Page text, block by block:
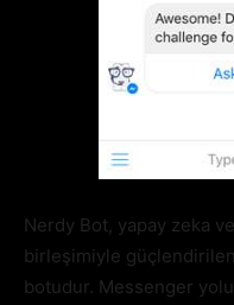
Nerdy Bot, yapay zeka
birleşimiyle
botudur. Messenger